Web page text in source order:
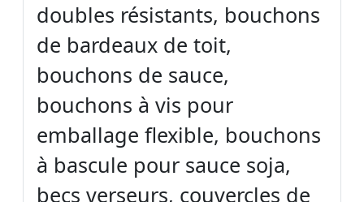
doubles résistants, bouchons
de bardeaux de toit,
bouchons de sauce,
bouchons à vis pour
emballage flexible, bouchons
à bascule pour sauce soja,
becs verseurs, couvercles de